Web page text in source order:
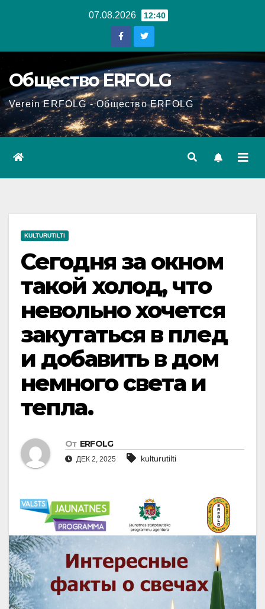
07.08.2026 12:40
Общество ERFOLG
Verein ERFOLG - Общество ERFOLG
KULTURUTILTI
Сегодня за окном
такой холод, что
невольно хочется
закутаться в плед
и добавить в дом
немного света и
тепла.
От ERFOLG
ДЕК 2, 2025 kulturutilti